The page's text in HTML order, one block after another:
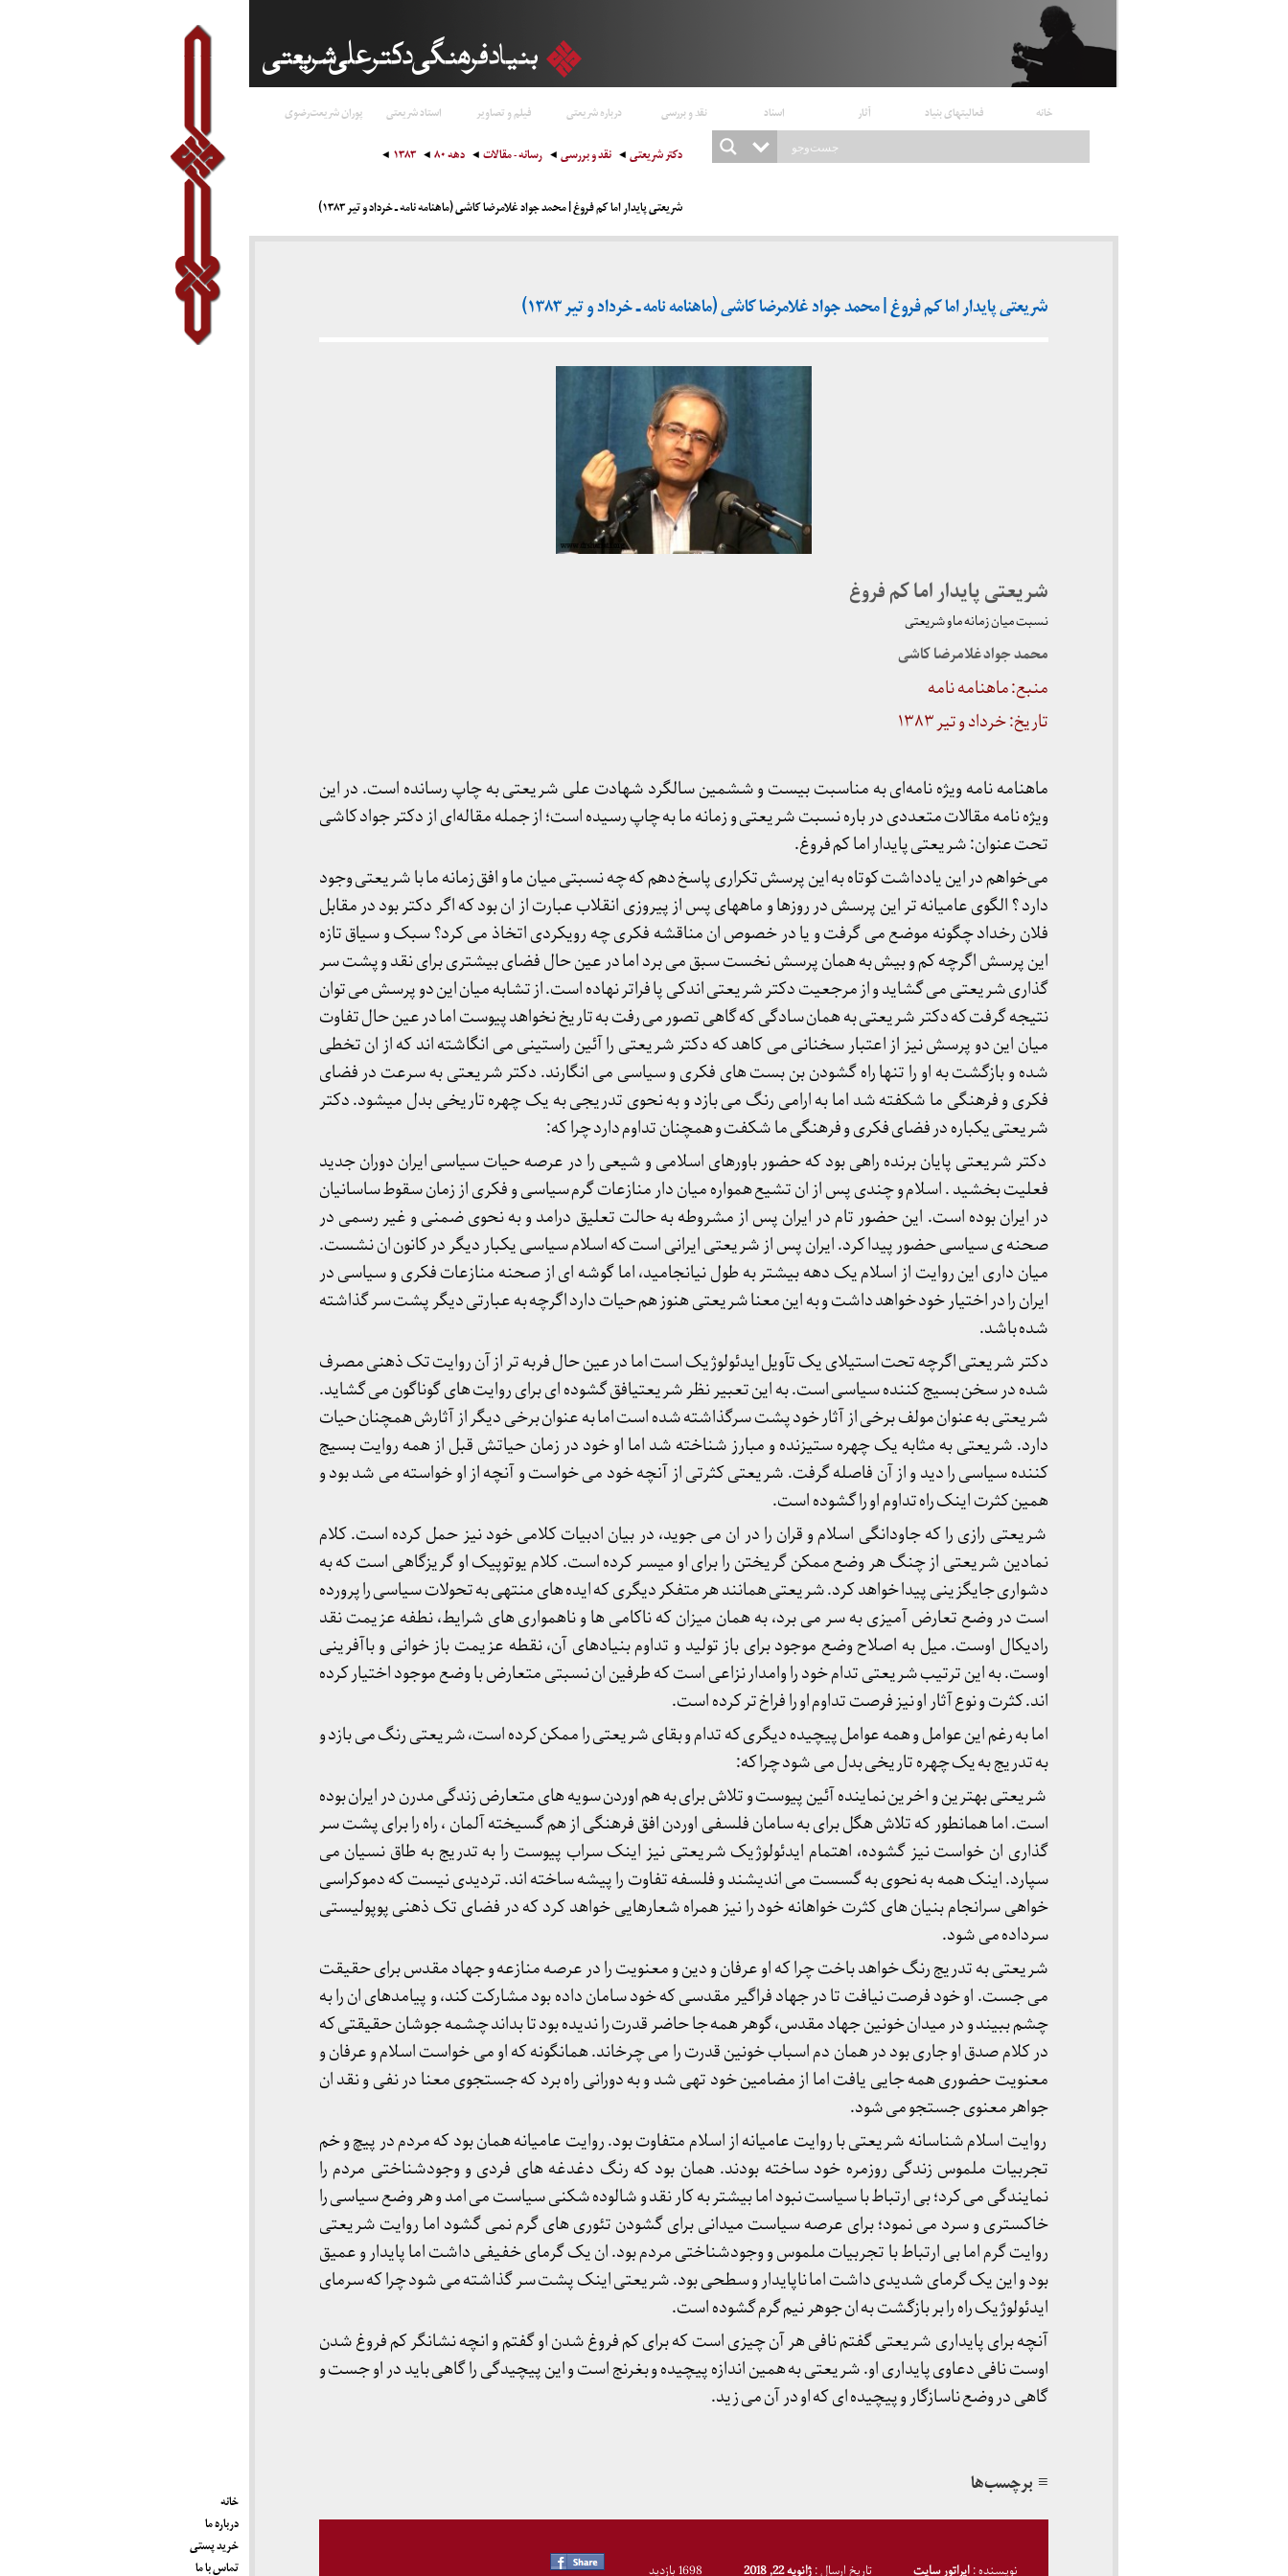
خانه فعالیتهای بنیاد آثار اسناد نقد و بررسی درباره شریعتی فیلم و تصاویر استاد شریعتی پوران شریعت‌رضوی
دکتر شریعتی نقد و بررسی رسانه - مقالات دهه ۸۰ ۱۳۸۳
شریعتی پایدار اما کم فروغ | محمد جواد غلامرضا کاشی (ماهنامه نامه ـ خرداد و تیر ۱۳۸۳)
شریعتی پایدار اما کم فروغ | محمد جواد غلامرضا کاشی (ماهنامه نامه ـ خرداد و تیر ۱۳۸۳)
شریعتی پایدار اما کم فروغ
نسبت میان زمانه ما و شریعتی
محمد جواد غلامرضا کاشی
منبع: ماهنامه نامه
تاریخ: خرداد و تیر ۱۳۸۳
ماهنامه نامه ویژه نامه‌ای به مناسبت بیست و ششمین سالگرد شهادت علی شریعتی به چاپ رسانده است. در این
ویژه نامه مقالات متعددی در باره نسبت شریعتی و زمانه ما به چاپ رسیده است؛ از جمله مقاله‌ای از دکتر جواد کاشی
تحت عنوان: شریعتی پایدار اما کم فروغ.
می‌خواهم در این یادداشت کوتاه به این پرسش تکراری پاسخ دهم که چه نسبتی میان ما و افق زمانه ما با شریعتی وجود
دارد ؟ الگوی عامیانه تر این پرسش در روزها و ماههای پس از پیروزی انقلاب عبارت از ان بود که اگر دکتر بود در مقابل
فلان رخداد چگونه موضع می گرفت و یا در خصوص ان مناقشه فکری چه رویکردی اتخاذ می کرد؟ سبک و سیاق تازه
این پرسش اگرچه کم و بیش به همان پرسش نخست سبق می برد اما در عین حال فضای بیشتری برای نقد و پشت سر
گذاری شریعتی می گشاید و از مرجعیت دکتر شریعتی اندکی پا فراتر نهاده است. از تشابه میان این دو پرسش می توان
نتیجه گرفت که دکتر شریعتی به همان سادگی که گاهی تصور می رفت به تاریخ نخواهد پیوست اما در عین حال تفاوت
میان این دو پرسش نیز از اعتبار سخنانی می کاهد که دکتر شریعتی را آئین راستینی می انگاشته اند که از ان تخطی
شده و بازگشت به او را تنها راه گشودن بن بست های فکری و سیاسی می انگارند. دکتر شریعتی به سرعت در فضای
فکری و فرهنگی ما شکفته شد اما به ارامی رنگ می بازد و به نحوی تدریجی به یک چهره تاریخی بدل میشود. دکتر
شریعتی یکباره در فضای فکری و فرهنگی ما شکفت و همچنان تداوم دارد چرا که:
دکتر شریعتی پایان برنده راهی بود که حضور باورهای اسلامی و شیعی را در عرصه حیات سیاسی ایران دوران جدید
فعلیت بخشید . اسلام و چندی پس از ان تشیع همواره میان دار منازعات گرم سیاسی و فکری از زمان سقوط ساسانیان
در ایران بوده است. این حضور تام در ایران پس از مشروطه به حالت تعلیق درامد و به نحوی ضمنی و غیر رسمی در
صحنه ی سیاسی حضور پیدا کرد. ایران پس از شریعتی ایرانی است که اسلام سیاسی یکبار دیگر در کانون ان نشست.
میان داری این روایت از اسلام یک دهه بیشتر به طول نیانجامید، اما گوشه ای از صحنه منازعات فکری و سیاسی در
ایران را در اختیار خود خواهد داشت و به این معنا شریعتی هنوز هم حیات دارد اگرچه به عبارتی دیگر پشت سر گذاشته
شده باشد.
دکتر شریعتی اگرچه تحت استیلای یک تآویل ایدئولوژیک است اما در عین حال فربه تر از آن روایت تک ذهنی مصرف
شده در سخن بسیج کننده سیاسی است. به این تعبیر نظر شریعتیافق گشوده ای برای روایت های گوناگون می گشاید.
شریعتی به عنوان مولف برخی از آثار خود پشت سرگذاشته شده است اما به عنوان برخی دیگر از آثارش همچنان حیات
دارد. شریعتی به مثابه یک چهره ستیزنده و مبارز شناخته شد اما او خود در زمان حیاتش قبل از همه روایت بسیج
کننده سیاسی را دید و از آن فاصله گرفت. شریعتی کثرتی از آنچه خود می خواست و آنچه از او خواسته می شد بود و
همین کثرت اینک راه تداوم او را گشوده است.
شریعتی رازی را که جاودانگی اسلام و قران را در ان می جوید، در بیان ادبیات کلامی خود نیز حمل کرده است. کلام
نمادین شریعتی از چنگ هر وضع ممکن گریختن را برای او میسر کرده است. کلام یوتوپیک او گریزگاهی است که به
دشواری جایگزینی پیدا خواهد کرد. شریعتی همانند هر متفکر دیگری که ایده های منتهی به تحولات سیاسی را پرورده
است در وضع تعارض آمیزی به سر می برد، به همان میزان که ناکامی ها و ناهمواری های شرایط، نطفه عزیمت نقد
رادیکال اوست. میل به اصلاح وضع موجود برای باز تولید و تداوم بنیادهای آن، نقطه عزیمت باز خوانی و باآفرینی
اوست. به این ترتیب شریعتی تدام خود را وامدار نزاعی است که طرفین ان نسبتی متعارض با وضع موجود اختیار کرده
اند. کثرت و نوع آثار او نیز فرصت تداوم او را فراخ تر کرده است.
اما به رغم این عوامل و همه عوامل پیچیده دیگری که تدام و بقای شریعتی را ممکن کرده است، شریعتی رنگ می بازد و
به تدریج به یک چهره تاریخی بدل می شود چرا که:
شریعتی بهترین و اخرین نماینده آئین پیوست و تلاش برای به هم اوردن سویه های متعارض زندگی مدرن در ایران بوده
است. اما همانطور که تلاش هگل برای به سامان فلسفی اوردن افق فرهنگی از هم گسیخته آلمان ، راه را برای پشت سر
گذاری ان خواست نیز گشوده، اهتمام ایدئولوژیک شریعتی نیز اینک سراب پیوست را به تدریج به طاق نسیان می
سپارد. اینک همه به نحوی به گسست می اندیشند و فلسفه تفاوت را پیشه ساخته اند. تردیدی نیست که دموکراسی
خواهی سرانجام بنیان های کثرت خواهانه خود را نیز همراه شعارهایی خواهد کرد که در فضای تک ذهنی پوپولیستی
سرداده می شود.
شریعتی به تدریج رنگ خواهد باخت چرا که او عرفان و دین و معنویت را در عرصه منازعه و جهاد مقدس برای حقیقت
می جست. او خود فرصت نیافت تا در جهاد فراگیر مقدسی که خود سامان داده بود مشارکت کند، و پیامدهای ان را به
چشم ببیند و در میدان خونین جهاد مقدس، گوهر همه جا حاضر قدرت را ندیده بود تا بداند چشمه جوشان حقیقتی که
در کلام صدق او جاری بود در همان دم اسباب خونین قدرت را می چرخاند. همانگونه که او می خواست اسلام و عرفان و
معنویت حضوری همه جایی یافت اما از مضامین خود تهی شد و به دورانی راه برد که جستجوی معنا در نفی و نقد ان
جواهر معنوی جستجو می شود.
روایت اسلام شناسانه شریعتی با روایت عامیانه از اسلام متفاوت بود. روایت عامیانه همان بود که مردم در پیچ و خم
تجربیات ملموس زندگی روزمره خود ساخته بودند. همان بود که رنگ دغدغه های فردی و وجودشناختی مردم را
نمایندگی می کرد؛ بی ارتباط با سیاست نبود اما بیشتر به کار نقد و شالوده شکنی سیاست می امد و هر وضع سیاسی را
خاکستری و سرد می نمود؛ برای عرصه سیاست میدانی برای گشودن تئوری های گرم نمی گشود اما روایت شریعتی
روایت گرم اما بی ارتباط با تجربیات ملموس و وجودشناختی مردم بود. ان یک گرمای خفیفی داشت اما پایدار و عمیق
بود و این یک گرمای شدیدی داشت اما ناپایدار و سطحی بود. شریعتی اینک پشت سر گذاشته می شود چرا که سرمای
ایدئولوژیک راه را بر بازگشت به ان جوهر نیم گرم گشوده است.
آنچه برای پایداری شریعتی گفتم نافی هر آن چیزی است که برای کم فروغ شدن او گفتم و انچه نشانگر کم فروغ شدن
اوست نافی دعاوی پایداری او. شریعتی به همین اندازه پیچیده و بغرنج است و این پیچیدگی را گاهی باید در او جست و
گاهی در وضع ناسازگار و پیچیده ای که او در آن می زید.
≡ برچسب‌ها
نویسنده :اپراتور سایت تاریخ ارسال :ژانویه 22, 2018 1698 بازدید
خانه
درباره ما
خرید پستی
تماس با ما